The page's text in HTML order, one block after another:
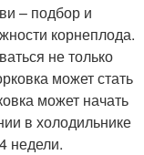
– подбор и
корнеплода.
не только
может стать
может начать
в холодильнике
недели.